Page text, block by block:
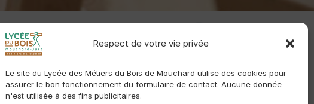
Respect de votre vie privée
Le site du Lycée des Métiers du Bois de Mouchard utilise des cookies pour
assurer le bon fonctionnement du formulaire de contact. Aucune donnée
n'est utilisée à des fins publicitaires.